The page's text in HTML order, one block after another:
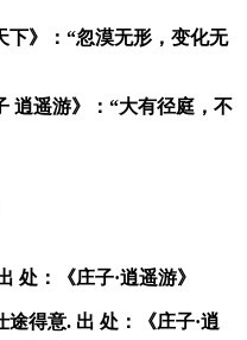
下》：“忽漠无形，变化无
逍遥游》：“大有径庭，不
处：《庄子·逍遥游》
得意. 出 处：《庄子·逍